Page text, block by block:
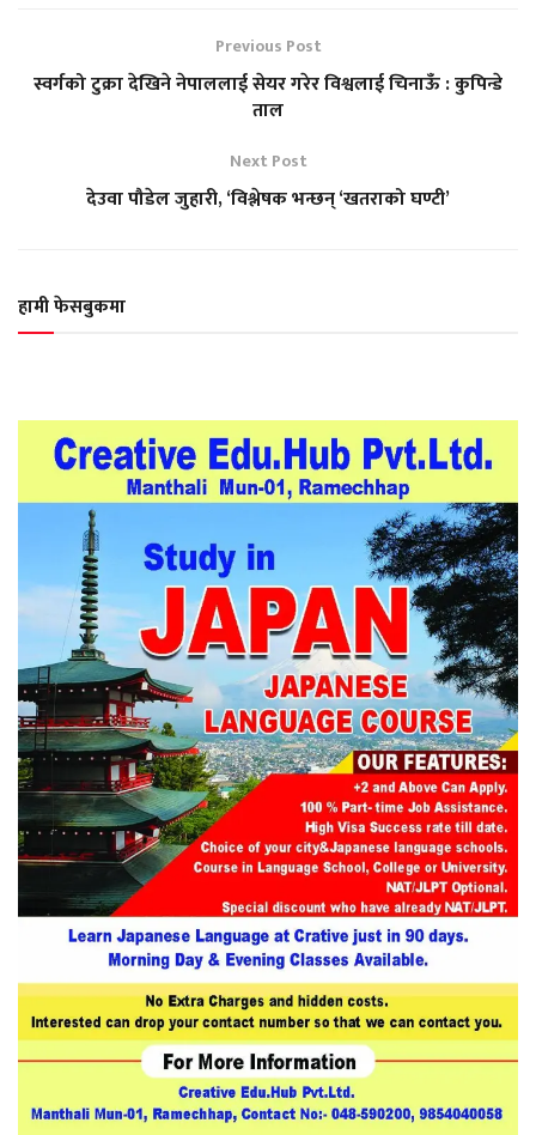
Previous Post
स्वर्गको टुक्रा देखिने नेपाललाई सेयर गरेर विश्वलाई चिनाऊँ : कुपिन्डे
ताल
Next Post
देउवा पौडेल जुहारी, ‘विश्लेषक भन्छन् ‘खतराको घण्टी’
हामी फेसबुकमा